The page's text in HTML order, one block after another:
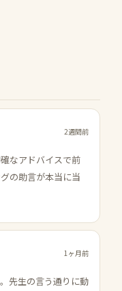
2週間前
なアドバイスで前
の助言が本当に当
1ヶ月前
先生の言う通りに動